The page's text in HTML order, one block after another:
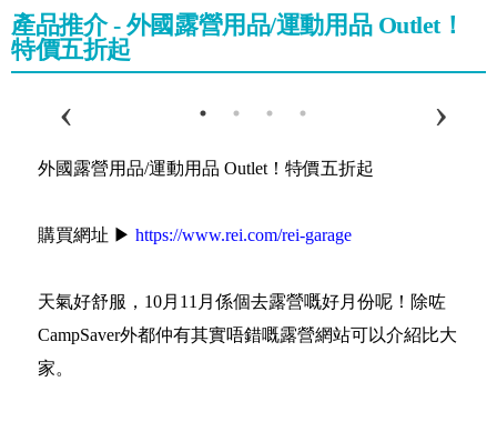
產品推介 - 外國露營用品/運動用品 Outlet！
特價五折起
外國露營用品/運動用品 Outlet！特價五折起
購買網址 ▶ https://www.rei.com/rei-garage
天氣好舒服，10月11月係個去露營嘅好月份呢！除咗
CampSaver外都仲有其實唔錯嘅露營網站可以介紹比大
家。